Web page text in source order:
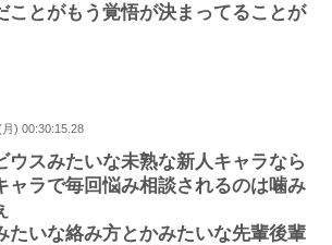
ことがもう覚悟が決まってることが
) 00:30:15.28
ウスみたいな未熟な新人キャラなら
ャラで毎回悩み相談されるのは噛み
たいな絡み方とかみたいな先輩後輩